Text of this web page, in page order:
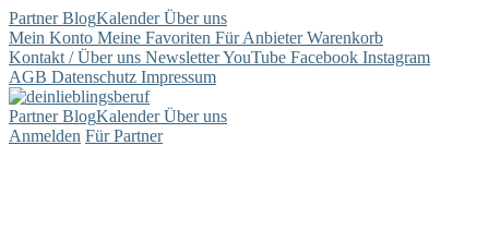
PartnerBlogKalenderÜber uns
Mein Konto Meine Favoriten Für AnbieterWarenkorb
Kontakt / Über uns NewsletterYouTube Facebook Instagram
AGB Datenschutz Impressum
PartnerBlogKalenderÜber uns
Anmelden Für Partner